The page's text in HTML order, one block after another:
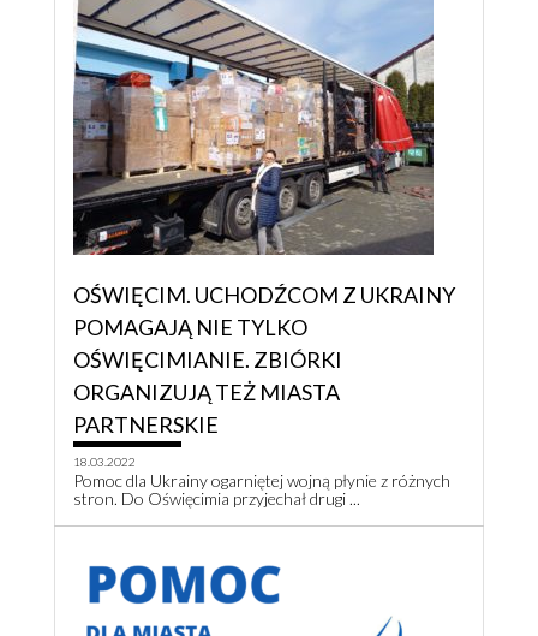
OŚWIĘCIM. UCHODŹCOM Z UKRAINY
POMAGAJĄ NIE TYLKO
OŚWIĘCIMIANIE. ZBIÓRKI
ORGANIZUJĄ TEŻ MIASTA
PARTNERSKIE
18.03.2022
Pomoc dla Ukrainy ogarniętej wojną płynie z różnych
stron. Do Oświęcimia przyjechał drugi ...